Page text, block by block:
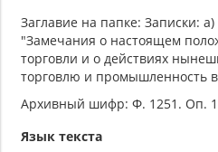
Заглавие на папке: Записки:
"Замечания о настоящем
торговли и о действиях
торговлю и промышленность
Архивный шифр: Ф. 1251. Оп.
Язык текста